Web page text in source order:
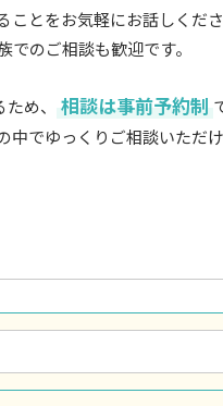
ことをお気軽にお話しくだ
のご相談も歓迎です。
め、 相談は事前予約制
中でゆっくりご相談いただ